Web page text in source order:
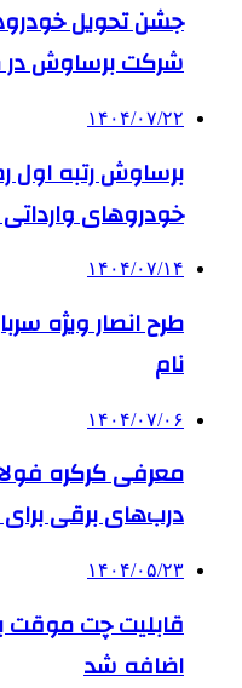
جشن تحویل
شرکت برساوش در
۱۴۰۴/۰۷/۲۲
برساوش رتبه اول
خودروهای
۱۴۰۴/۰۷/۱۴
نام
۱۴۰۴/۰۷/۰۶
درب‌های برقی برای
۱۴۰۴/۰۵/۲۳
قابلیت چت
اضافه شد